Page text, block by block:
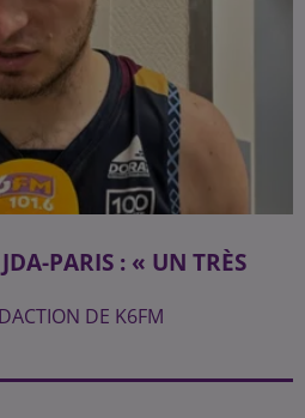
PARIS : « UN TRÈS
DE K6FM